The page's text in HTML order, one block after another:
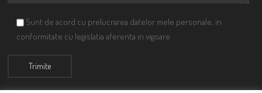
Sunt de acord cu prelucrarea datelor mele personale, in
conformitate cu legislatia aferenta in vigoare